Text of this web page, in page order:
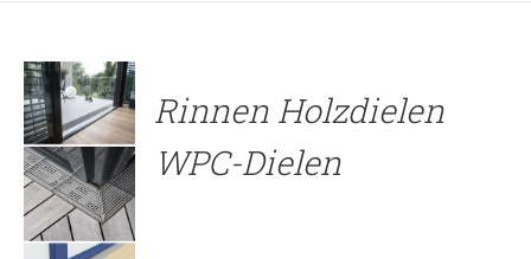
Rinnen Holzdielen
WPC-Dielen